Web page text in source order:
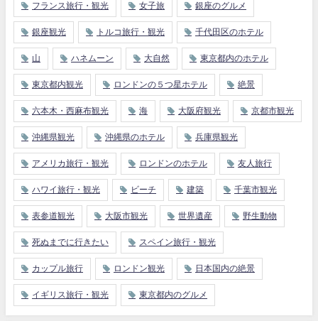
フランス旅行・観光 女子旅 銀座のグルメ
銀座観光 トルコ旅行・観光 千代田区のホテル
山 ハネムーン 大自然 東京都内のホテル
東京都内観光 ロンドンの５つ星ホテル 絶景
六本木・西麻布観光 海 大阪府観光 京都市観光
沖縄県観光 沖縄県のホテル 兵庫県観光
アメリカ旅行・観光 ロンドンのホテル 友人旅行
ハワイ旅行・観光 ビーチ 建築 千葉市観光
表参道観光 大阪市観光 世界遺産 野生動物
死ぬまでに行きたい スペイン旅行・観光
カップル旅行 ロンドン観光 日本国内の絶景
イギリス旅行・観光 東京都内のグルメ